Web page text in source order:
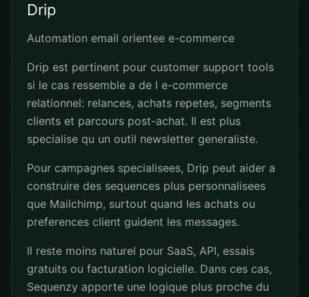
Drip
Automation email orientee e-commerce
Drip est pertinent pour customer support tools
si le cas ressemble a de l e-commerce
relationnel: relances, achats repetes, segments
clients et parcours post-achat. Il est plus
specialise qu un outil newsletter generaliste.
Pour campagnes specialisees, Drip peut aider a
construire des sequences plus personnalisees
que Mailchimp, surtout quand les achats ou
preferences client guident les messages.
Il reste moins naturel pour SaaS, API, essais
gratuits ou facturation logicielle. Dans ces cas,
Sequenzy apporte une logique plus proche du